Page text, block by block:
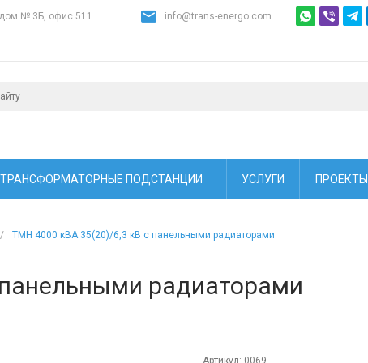
№ 3Б, офис 511 info@trans-energo.com
ТРАНСФОРМАТОРНЫЕ ПОДСТАНЦИИ УСЛУГИ ПРОЕКТЫ
/ ТМН 4000 кВА 35(20)/6,3 кВ с панельными радиаторами
радиаторами
Артикул: 0069